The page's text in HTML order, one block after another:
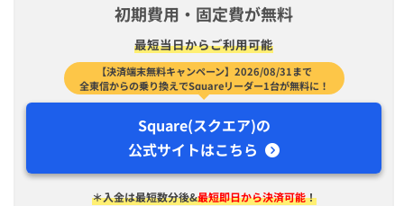
初期費用・固定費が無料
最短​当日から​ご利用可能
【決済端末無料キャンペーン】2026/08/31まで
全東信からの乗り換えでSquareリーダー1台が無料に！
Square(スクエア)の
公式サイトはこちら
＊入金は​最短​数分後&最短即日から決済可能！